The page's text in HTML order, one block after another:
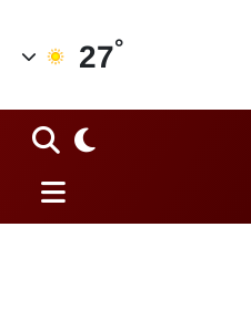
27°